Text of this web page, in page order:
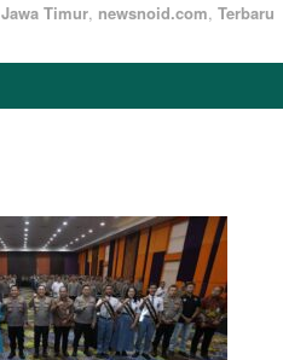
Jawa Timur, newsnoid.com, Terbaru